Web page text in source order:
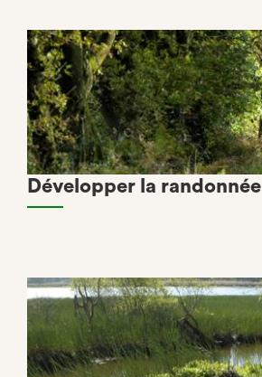
Développer la randonnée